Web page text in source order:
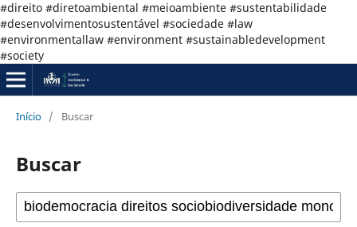
#direito #diretoambiental #meioambiente #sustentabilidade
#desenvolvimentosustentável #sociedade #law
#environmentallaw #environment #sustainabledevelopment
#society
Início / Buscar
Buscar